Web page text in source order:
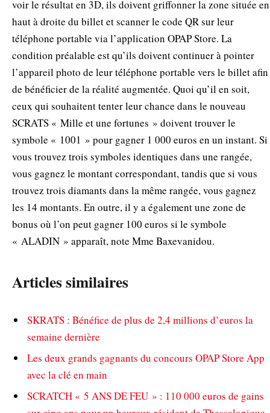
voir le résultat en 3D, ils doivent griffonner la zone située en
haut à droite du billet et scanner le code QR sur leur
téléphone portable via l’application OPAP Store. La
condition préalable est qu’ils doivent continuer à pointer
l’appareil photo de leur téléphone portable vers le billet afin
de bénéficier de la réalité augmentée. Quoi qu’il en soit,
ceux qui souhaitent tenter leur chance dans le nouveau
SCRATS « Mille et une fortunes » doivent trouver le
symbole « 1001 » pour gagner 1 000 euros en un instant. Si
vous trouvez trois symboles identiques dans une rangée,
vous gagnez le montant correspondant, tandis que si vous
trouvez trois diamants dans la même rangée, vous gagnez
les 14 montants. En outre, il y a également une zone de
bonus où l’on peut gagner 100 euros si le symbole
« ALADIN » apparaît, note Mme Baxevanidou.
Articles similaires
SKRATS : Bénéfice de plus de 2,4 millions d’euros la
semaine dernière
Les deux grands gagnants du concours OPAP Store App
avec la clé en main
SCRATCH « 5 ANS DE FEU » : 110 000 euros de gains